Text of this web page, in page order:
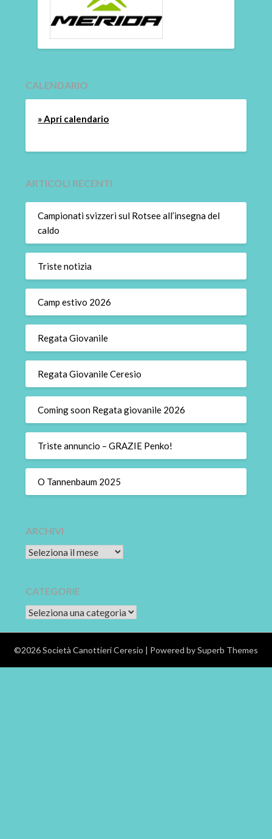
CALENDARIO
» Apri calendario
ARTICOLI RECENTI
Campionati svizzeri sul Rotsee all’insegna del
caldo
Triste notizia
Camp estivo 2026
Regata Giovanile
Regata Giovanile Ceresio
Coming soon Regata giovanile 2026
Triste annuncio – GRAZIE Penko!
O Tannenbaum 2025
ARCHIVI
Archivi
CATEGORIE
CATEGORIE
©2026 Società Canottieri Ceresio | Powered bySuperb Themes